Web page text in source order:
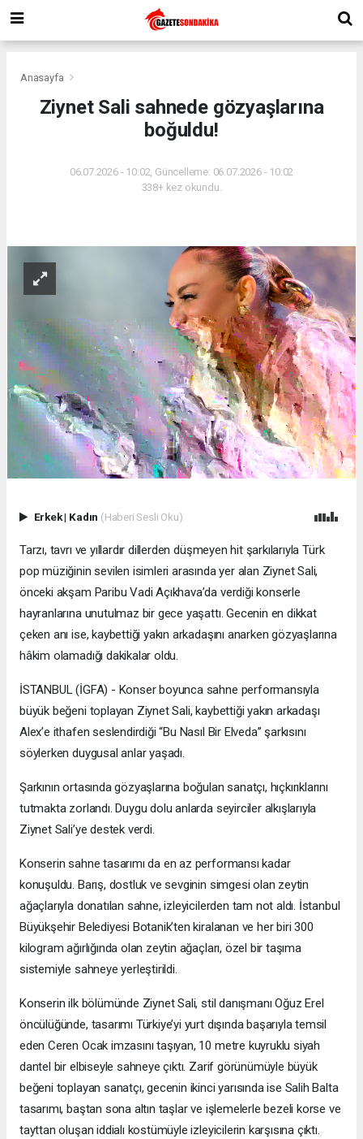
Anasayfa
Ziynet Sali sahnede gözyaşlarına
boğuldu!
06.07.2026 - 10:02, Güncelleme: 06.07.2026 - 10:02
338+ kez okundu.
Erkek| Kadın (Haberi Sesli Oku)
Tarzı, tavrı ve yıllardır dillerden düşmeyen hit şarkılarıyla Türk
pop müziğinin sevilen isimleri arasında yer alan Ziynet Sali,
önceki akşam Paribu Vadi Açıkhava’da verdiği konserle
hayranlarına unutulmaz bir gece yaşattı. Gecenin en dikkat
çeken anı ise, kaybettiği yakın arkadaşını anarken gözyaşlarına
hâkim olamadığı dakikalar oldu.
İSTANBUL (İGFA) - Konser boyunca sahne performansıyla
büyük beğeni toplayan Ziynet Sali, kaybettiği yakın arkadaşı
Alex’e ithafen seslendirdiği “Bu Nasıl Bir Elveda” şarkısını
söylerken duygusal anlar yaşadı.
Şarkının ortasında gözyaşlarına boğulan sanatçı, hıçkırıklarını
tutmakta zorlandı. Duygu dolu anlarda seyirciler alkışlarıyla
Ziynet Sali’ye destek verdi.
Konserin sahne tasarımı da en az performansı kadar
konuşuldu. Barış, dostluk ve sevginin simgesi olan zeytin
ağaçlarıyla donatılan sahne, izleyicilerden tam not aldı. İstanbul
Büyükşehir Belediyesi Botanik’ten kiralanan ve her biri 300
kilogram ağırlığında olan zeytin ağaçları, özel bir taşıma
sistemiyle sahneye yerleştirildi.
Konserin ilk bölümünde Ziynet Sali, stil danışmanı Oğuz Erel
öncülüğünde, tasarımı Türkiye’yi yurt dışında başarıyla temsil
eden Ceren Ocak imzasını taşıyan, 10 metre kuyruklu siyah
dantel bir elbiseyle sahneye çıktı. Zarif görünümüyle büyük
beğeni toplayan sanatçı, gecenin ikinci yarısında ise Salih Balta
tasarımı, baştan sona altın taşlar ve işlemelerle bezeli korse ve
tayttan oluşan iddialı kostümüyle izleyicilerin karşısına çıktı.